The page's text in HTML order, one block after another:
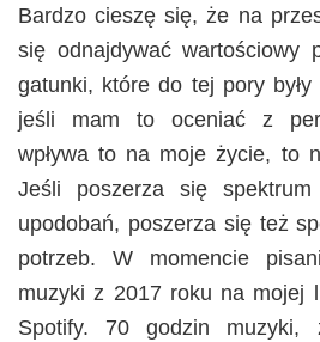
Bardzo cieszę się, że na
się odnajdywać wartościowy
gatunki, które do tej pory
jeśli mam to oceniać z
wpływa to na moje życie, to
Jeśli poszerza się spektrum
upodobań, poszerza się też
potrzeb. W momencie
muzyki z 2017 roku na mojej
Spotify. 70 godzin